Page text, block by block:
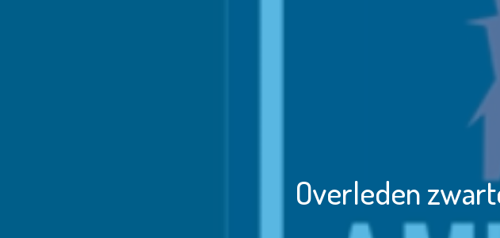
Overleden